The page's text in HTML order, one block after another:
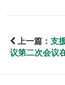
上一篇： 支
议第二次会议